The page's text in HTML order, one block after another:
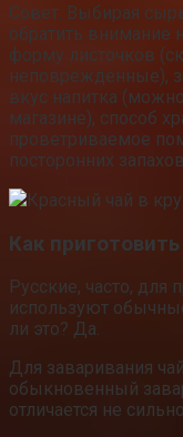
Совет. Выбирая
обратить внимание
форму листочков
неповрежденные),
вкус напитка
магазине), способ
проветриваемое
посторонних
Красный чай в
Как
Русские, часто, для
используют
ли это? Да.
Для заваривания
обыкновенный
отличается не